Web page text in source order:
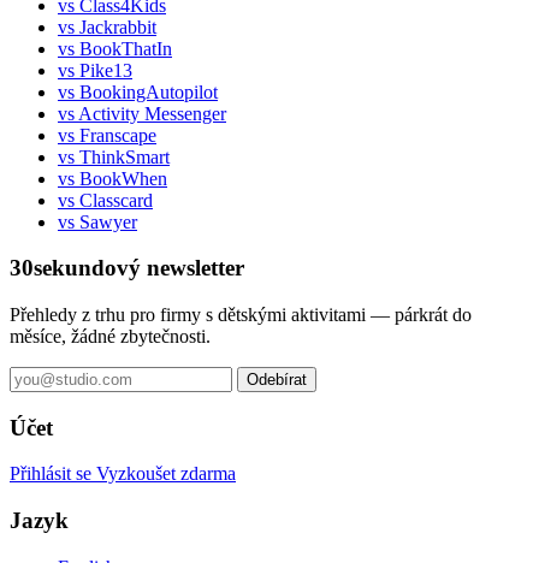
vs Class4Kids
vs Jackrabbit
vs BookThatIn
vs Pike13
vs BookingAutopilot
vs Activity Messenger
vs Franscape
vs ThinkSmart
vs BookWhen
vs Classcard
vs Sawyer
30sekundový newsletter
Přehledy z trhu pro firmy s dětskými aktivitami — párkrát do
měsíce, žádné zbytečnosti.
Odebírat
Účet
Přihlásit se Vyzkoušet zdarma
Jazyk